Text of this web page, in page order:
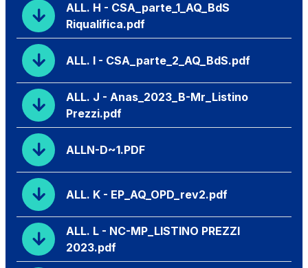
ALL. H - CSA_parte_1_AQ_BdS
Riqualifica.pdf
ALL. I - CSA_parte_2_AQ_BdS.pdf
ALL. J - Anas_2023_B-Mr_Listino
Prezzi.pdf
ALLN-D~1.PDF
ALL. K - EP_AQ_OPD_rev2.pdf
ALL. L - NC-MP_LISTINO PREZZI
2023.pdf